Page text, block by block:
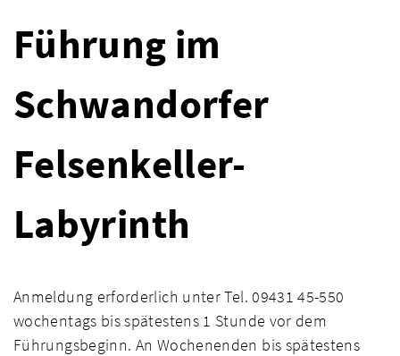
Führung im
Schwandorfer
Felsenkeller-
Labyrinth
Anmeldung erforderlich unter Tel. 09431 45-550
wochentags bis spätestens 1 Stunde vor dem
Führungsbeginn. An Wochenenden bis spätestens